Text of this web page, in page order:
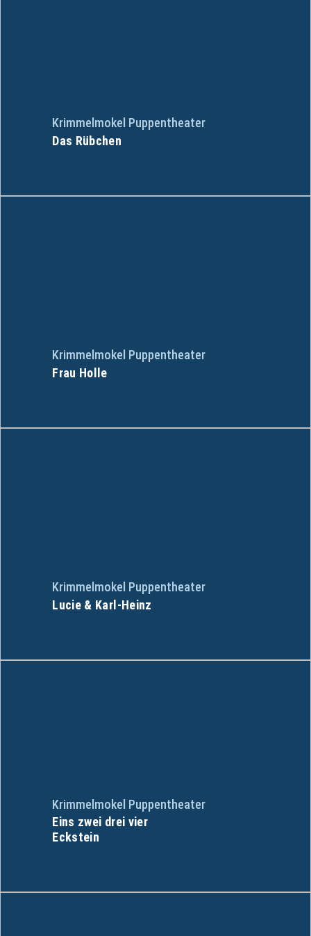
Krimmelmokel Puppentheater
Das Rübchen
Krimmelmokel Puppentheater
Frau Holle
Krimmelmokel Puppentheater
Lucie & Karl-Heinz
Krimmelmokel Puppentheater
Eins zwei drei vier
Eckstein